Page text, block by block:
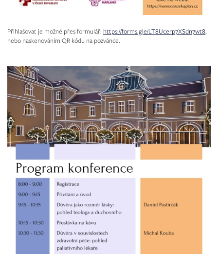
Přihlašovat je možné přes formulář: https://forms.gle/LT8Ucerp7XSdn7wt8,
nebo naskenováním QR kódu na pozvánce.